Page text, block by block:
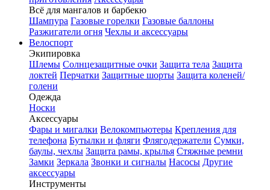
Всё для мангалов и барбекю
Шампура Газовые горелки Газовые баллоны
Разжигатели огня Чехлы и аксессуары
Велоспорт
Экипировка
Шлемы Солнцезащитные очки Защита тела Защита
локтей Перчатки Защитные шорты Защита коленей/
голени
Одежда
Носки
Аксессуары
Фары и мигалки Велокомпьютеры Крепления для
телефона Бутылки и фляги Флягодержатели Сумки,
баулы, чехлы Защита рамы, крылья Стяжные ремни
Замки Зеркала Звонки и сигналы Насосы Другие
аксессуары
Инструменты